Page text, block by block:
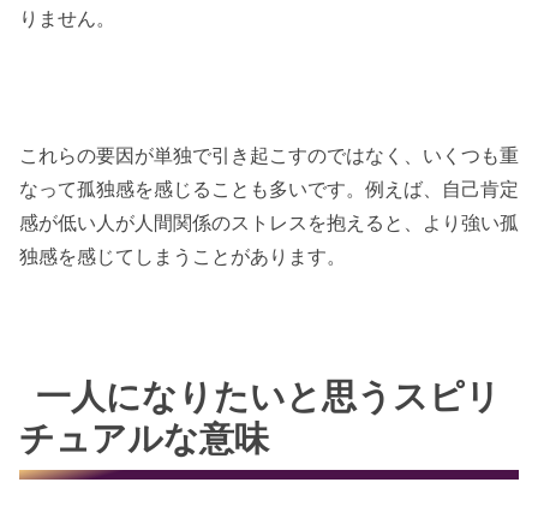
りません。
これらの要因が単独で引き起こすのではなく、いくつも重
なって孤独感を感じることも多いです。例えば、自己肯定
感が低い人が人間関係のストレスを抱えると、より強い孤
独感を感じてしまうことがあります。
一人になりたいと思うスピリ
チュアルな意味